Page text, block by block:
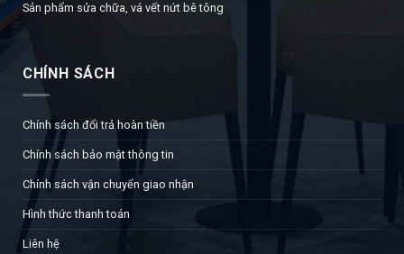
Sản phẩm sửa chữa, vá vết nứt bê tông
CHÍNH SÁCH
Chính sách đổi trả hoàn tiền
Chính sách bảo mật thông tin
Chính sách vận chuyển giao nhận
Hình thức thanh toán
Liên hệ